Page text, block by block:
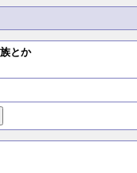
とか